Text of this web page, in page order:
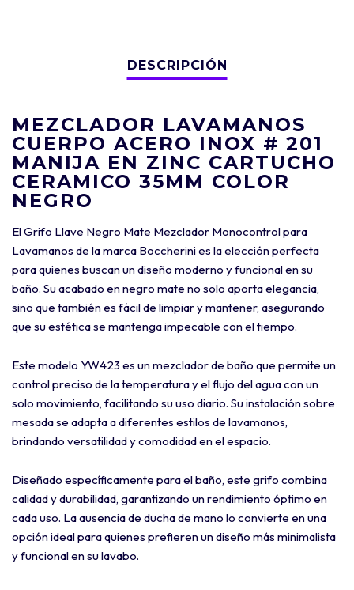
MEZCLADOR LAVAMANOS
CUERPO ACERO INOX # 201
MANIJA EN ZINC CARTUCHO
CERAMICO 35MM COLOR
NEGRO
El Grifo Llave Negro Mate Mezclador Monocontrol para
Lavamanos de la marca Boccherini es la elección perfecta
para quienes buscan un diseño moderno y funcional en su
baño. Su acabado en negro mate no solo aporta elegancia,
sino que también es fácil de limpiar y mantener, asegurando
que su estética se mantenga impecable con el tiempo.
Este modelo YW423 es un mezclador de baño que permite un
control preciso de la temperatura y el flujo del agua con un
solo movimiento, facilitando su uso diario. Su instalación sobre
mesada se adapta a diferentes estilos de lavamanos,
brindando versatilidad y comodidad en el espacio.
Diseñado específicamente para el baño, este grifo combina
calidad y durabilidad, garantizando un rendimiento óptimo en
cada uso. La ausencia de ducha de mano lo convierte en una
opción ideal para quienes prefieren un diseño más minimalista
y funcional en su lavabo.